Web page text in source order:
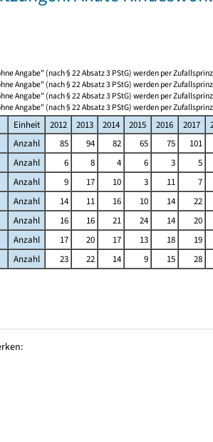
Angabe" (nach § 22 Absatz 3 PStG) werden per
Angabe" (nach § 22 Absatz 3 PStG) werden per
Angabe" (nach § 22 Absatz 3 PStG) werden per
Angabe" (nach § 22 Absatz 3 PStG) werden per
Einheit 2012 2013 2014 2015 2016 2017
Anzahl 85 94 82 65 75 101
Anzahl 6 8 4 6 3 5
Anzahl 9 17 10 3 11 7
Anzahl 14 11 16 10 14 22
Anzahl 16 16 21 24 14 20
Anzahl 17 20 17 13 18 19
Anzahl 23 22 14 9 15 28